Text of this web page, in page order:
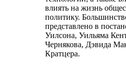
влиять на жизнь
политику.
представлено в
Уилсона, Уильяма
Чернякова, Дэвида
Кратцера.